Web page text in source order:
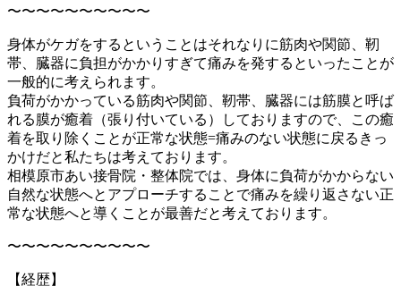
〜〜〜〜〜〜〜〜〜〜
身体がケガをするということはそれなりに筋肉や関節、靭
帯、臓器に負担がかかりすぎて痛みを発するといったことが
一般的に考えられます。
負荷がかかっている筋肉や関節、靭帯、臓器には筋膜と呼ば
れる膜が癒着（張り付いている）しておりますので、この癒
着を取り除くことが正常な状態=痛みのない状態に戻るきっ
かけだと私たちは考えております。
相模原市あい接骨院・整体院では、身体に負荷がかからない
自然な状態へとアプローチすることで痛みを繰り返さない正
常な状態へと導くことが最善だと考えております。
〜〜〜〜〜〜〜〜〜〜
【経歴】